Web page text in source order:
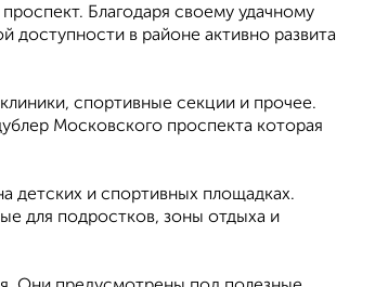
Благодаря своему удачному
в районе активно развита
спортивные секции и прочее.
Московского проспекта которая
детских и спортивных площадках.
для подростков, зоны отдыха и